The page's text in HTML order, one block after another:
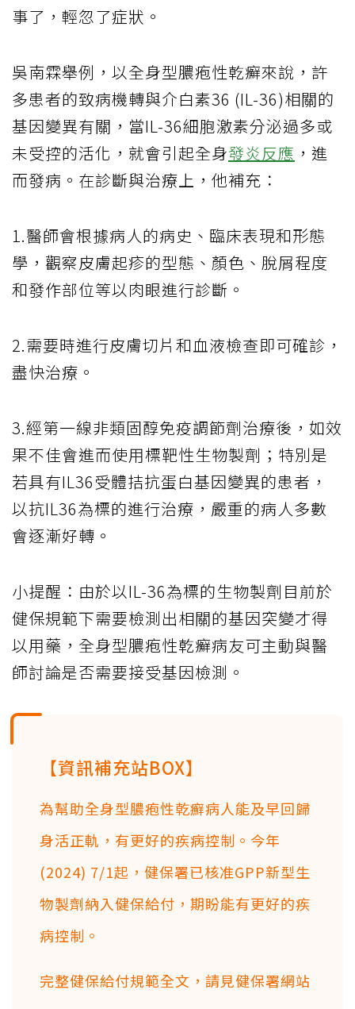
事了，輕忽了症狀。
吳南霖舉例，以全身型膿疱性乾癬來說，許
多患者的致病機轉與介白素36 (IL-36)相關的
基因變異有關，當IL-36細胞激素分泌過多或
未受控的活化，就會引起全身發炎反應 ，進
而發病。在診斷與治療上，他補充：
1.醫師會根據病人的病史、臨床表現和形態
學，觀察皮膚起疹的型態、顏色、脫屑程度
和發作部位等以肉眼進行診斷。
2.需要時進行皮膚切片和血液檢查即可確診，
盡快治療。
3.經第一線非類固醇免疫調節劑治療後，如效
果不佳會進而使用標靶性生物製劑；特別是
若具有IL36受體拮抗蛋白基因變異的患者，
以抗IL36為標的進行治療，嚴重的病人多數
會逐漸好轉。
小提醒：由於以IL-36為標的生物製劑目前於
健保規範下需要檢測出相關的基因突變才得
以用藥，全身型膿疱性乾癬病友可主動與醫
師討論是否需要接受基因檢測。
【資訊補充站BOX】
為幫助全身型膿疱性乾癬病人能及早回歸
身活正軌，有更好的疾病控制。今年
(2024) 7/1起，健保署已核准GPP新型生
物製劑納入健保給付，期盼能有更好的疾
病控制。
完整健保給付規範全文，請見健保署網站